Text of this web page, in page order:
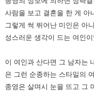
사람을 보고 결혼을 한 게 아
그렇게 썩 뛰어난 미인은 아
성스러운 생각이 드는 여인이
이 여인과 산다면 그 남자는
은 그런 순종하는 스타일의
종영은 살며시 눈을 뜨고 그